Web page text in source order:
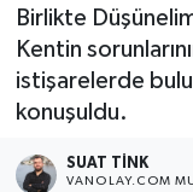
Birlikte
Kentin
istişarelerde
konuşuldu.
SUAT TINK
VANOLAY.COM
Bilim &
Dünya
RESMİ
Son Dakika
Haber Arşivi